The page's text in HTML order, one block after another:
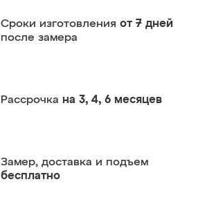
Сроки изготовления от 7 дней
после замера
Рассрочка на 3, 4, 6 месяцев
Замер, доставка и подъем
бесплатно